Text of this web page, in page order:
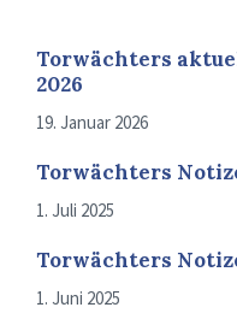
Torwächters
2026
19. Januar 2026
Torwächters
1. Juli 2025
Torwächters
1. Juni 2025